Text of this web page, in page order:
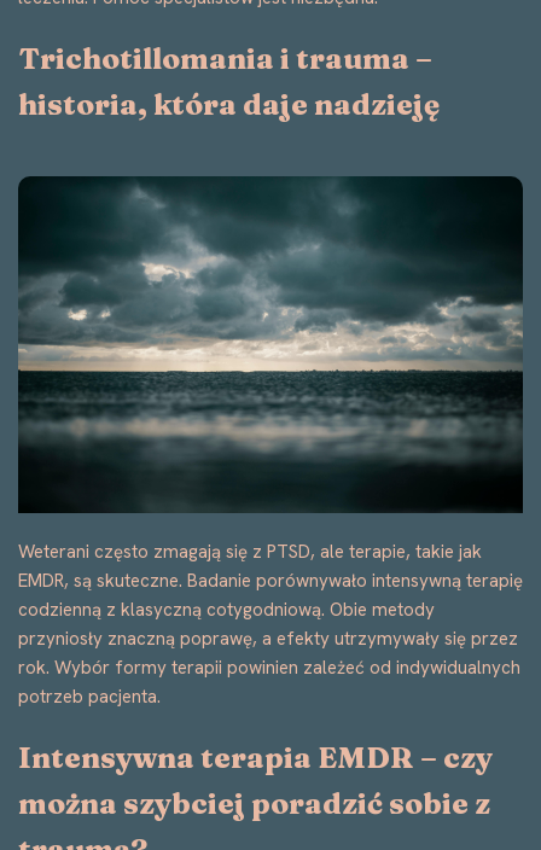
Trichotillomania i trauma –
historia, która daje nadzieję
Weterani często zmagają się z PTSD, ale terapie, takie jak
EMDR, są skuteczne. Badanie porównywało intensywną terapię
codzienną z klasyczną cotygodniową. Obie metody
przyniosły znaczną poprawę, a efekty utrzymywały się przez
rok. Wybór formy terapii powinien zależeć od indywidualnych
potrzeb pacjenta.
Intensywna terapia EMDR – czy
można szybciej poradzić sobie z